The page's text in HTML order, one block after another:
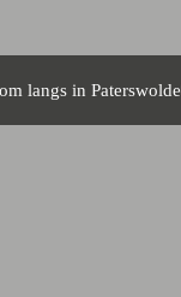
langs in Paterswolde